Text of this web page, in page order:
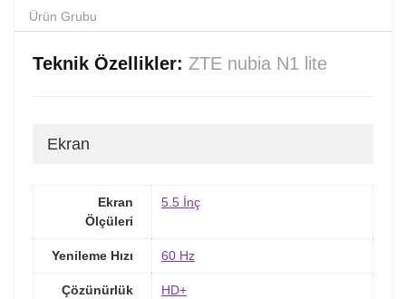
Ürün Grubu
Teknik Özellikler: ZTE nubia N1 lite
Ekran
Ekran
Ölçüleri
5.5 İnç
Yenileme Hızı 60 Hz
Çözünürlük
HD+